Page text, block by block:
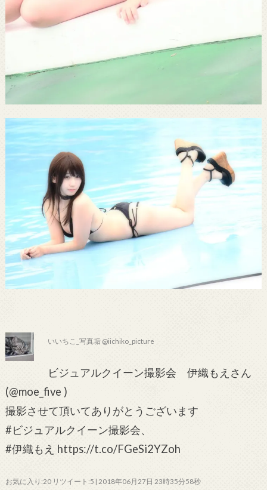
いいちこ_写真垢 @iichiko_picture
ビジュアルクイーン撮影会 伊織もえさん
(@moe_five )
撮影させて頂いてありがとうございます
#ビジュアルクイーン撮影会、
#伊織もえ https://t.co/FGeSi2YZoh
お気に入り:20 リツイート:5 | 2018年06月27日 23時35分58秒